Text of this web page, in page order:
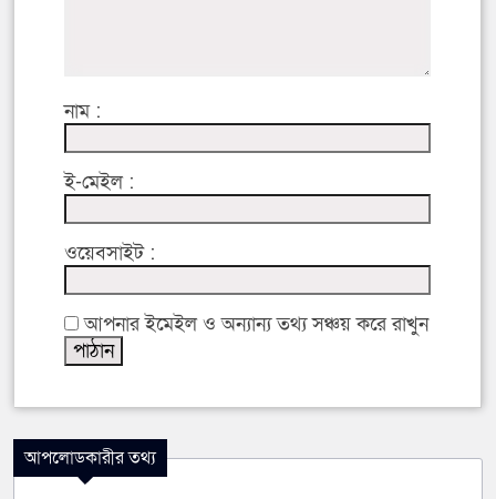
নাম :
ই-মেইল :
ওয়েবসাইট :
আপনার ইমেইল ও অন্যান্য তথ্য সঞ্চয় করে রাখুন
আপলোডকারীর তথ্য